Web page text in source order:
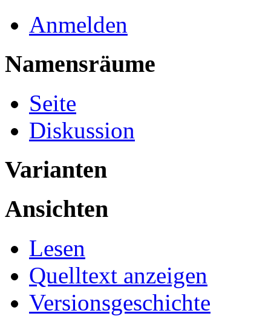
Anmelden
Namensräume
Seite
Diskussion
Varianten
Ansichten
Lesen
Quelltext anzeigen
Versionsgeschichte